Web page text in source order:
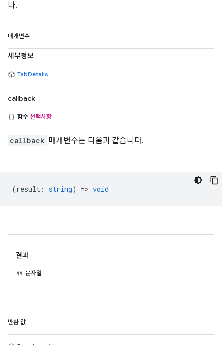
다.
매개변수
세부정보
TabDetails
callback
함수 선택사항
callback 매개변수는 다음과 같습니다.
(result : string) => void
결과
문자열
반환 값